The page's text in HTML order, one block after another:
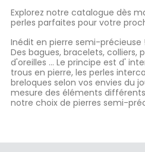
Explorez notre catalogue dès
perles parfaites pour votre
Inédit en pierre semi-précieuse !
Des bagues, bracelets, colliers,
d'oreilles ... Le principe est d'
trous en pierre, les perles
breloques selon vos envies du
mesure des éléments
notre choix de pierres semi-